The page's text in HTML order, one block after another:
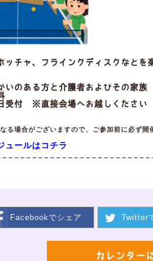
ッチャ、フライングディスクなどを
のある方と介護者およびその家族
受付 ※直接会場へお越しください
る場合がございますので、ご参加前に必ず開
ュールはコチラ
Facebookでシェア Twitter
カレンダー